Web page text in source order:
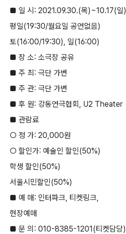
■ 일 시 : 2021.09.30.(목)~10.17(일)
평일(19:30/월요일 공연없음)
토(16:00/19:30), 일(16:00)
■ 장 소: 소극장 공유
■ 주 최 : 극단 가변
■ 주 관: 극단 가변
■ 후 원: 강동연극협회 , U2 Theater
■ 관람료
○ 정 가: 20,000원
○ 할인가: 예술인 할인(50%)
학생 할인(50%)
서울시민할인(50%)
■ 예 매: 인터파크, 티켓링크,
현장예매
■ 문 의 : 010-8385-1201(티켓담당)